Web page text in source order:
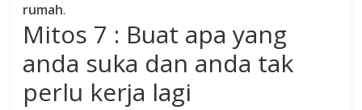
rumah.
Mitos 7 : Buat apa yang
anda suka dan anda tak
perlu kerja lagi